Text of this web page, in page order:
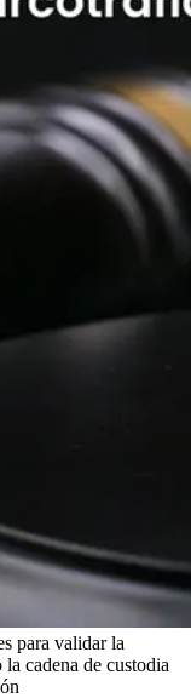
para validar la
cadena de custodia